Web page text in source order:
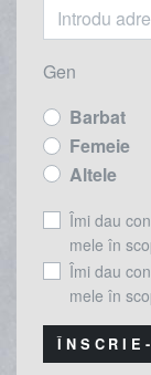
Gen
Barbat
Femeie
Altele
Îmi dau
mele în
Îmi dau
mele în